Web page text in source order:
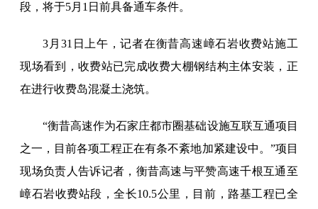
段，将于5月1日前具备通车条件。
3月31日上午，记者在衡昔高速嶂石岩收费站施工
现场看到，收费站已完成收费大棚钢结构主体安装，正
在进行收费岛混凝土浇筑。
“衡昔高速作为石家庄都市圈基础设施互联互通项目
之一，目前各项工程正在有条不紊地加紧建设中。”项目
现场负责人告诉记者，衡昔高速与平赞高速千根互通至
嶂石岩收费站段，全长10.5公里，目前，路基工程已全